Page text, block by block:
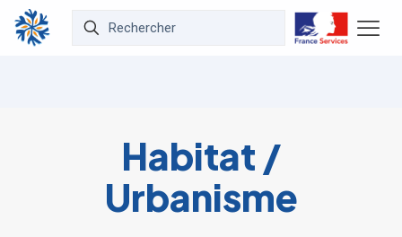
Habitat /
Urbanisme